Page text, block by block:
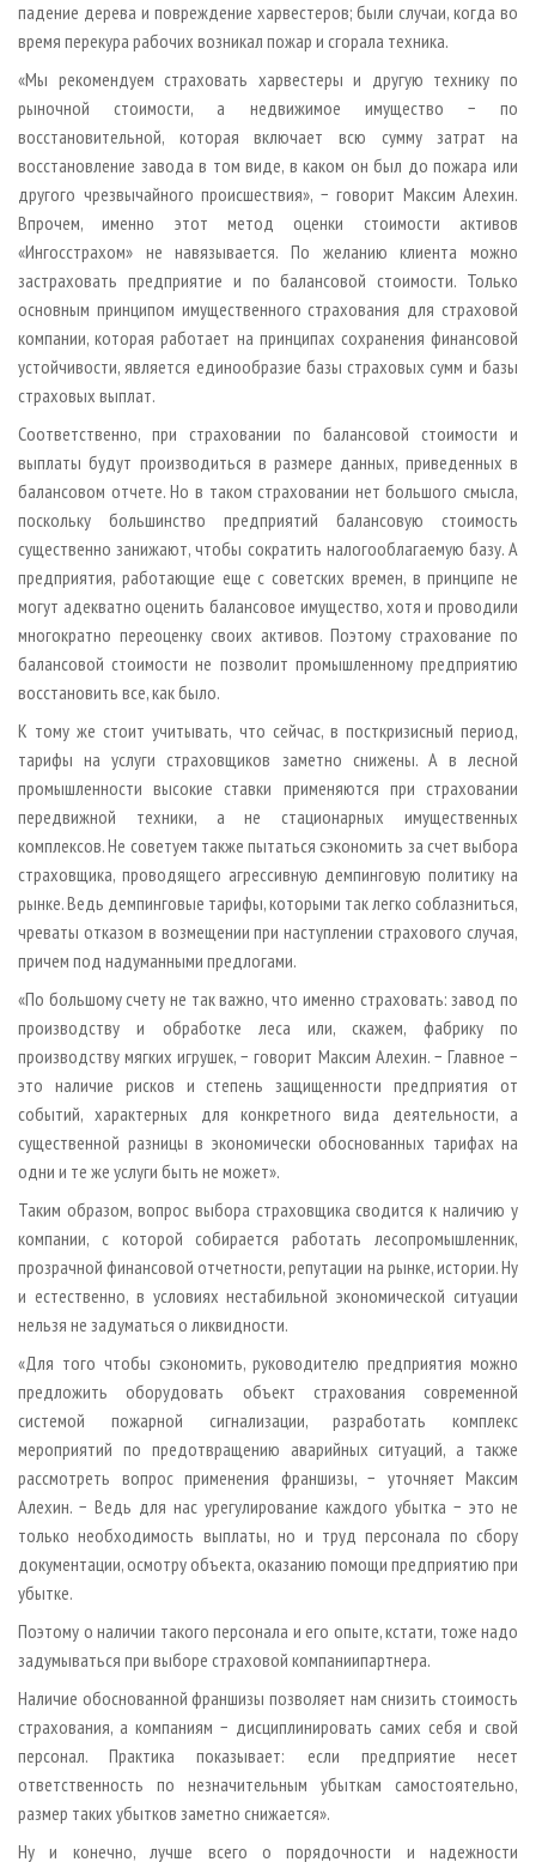
падение дерева и повреждение харвестеров; были случаи, когда во
время перекура рабочих возникал пожар и сгорала техника.
«Мы рекомендуем страховать харвестеры и другую технику по
рыночной стоимости, а недвижимое имущество − по
восстановительной, которая включает всю сумму затрат на
восстановление завода в том виде, в каком он был до пожара или
другого чрезвычайного происшествия», − говорит Максим Алехин.
Впрочем, именно этот метод оценки стоимости активов
«Ингосстрахом» не навязывается. По желанию клиента можно
застраховать предприятие и по балансовой стоимости. Только
основным принципом имущественного страхования для страховой
компании, которая работает на принципах сохранения финансовой
устойчивости, является единообразие базы страховых сумм и базы
страховых выплат.
Соответственно, при страховании по балансовой стоимости и
выплаты будут производиться в размере данных, приведенных в
балансовом отчете. Но в таком страховании нет большого смысла,
поскольку большинство предприятий балансовую стоимость
существенно занижают, чтобы сократить налогооблагаемую базу. А
предприятия, работающие еще с советских времен, в принципе не
могут адекватно оценить балансовое имущество, хотя и проводили
многократно переоценку своих активов. Поэтому страхование по
балансовой стоимости не позволит промышленному предприятию
восстановить все, как было.
К тому же стоит учитывать, что сейчас, в посткризисный период,
тарифы на услуги страховщиков заметно снижены. А в лесной
промышленности высокие ставки применяются при страховании
передвижной техники, а не стационарных имущественных
комплексов. Не советуем также пытаться сэкономить за счет выбора
страховщика, проводящего агрессивную демпинговую политику на
рынке. Ведь демпинговые тарифы, которыми так легко соблазниться,
чреваты отказом в возмещении при наступлении страхового случая,
причем под надуманными предлогами.
«По большому счету не так важно, что именно страховать: завод по
производству и обработке леса или, скажем, фабрику по
производству мягких игрушек, − говорит Максим Алехин. − Главное −
это наличие рисков и степень защищенности предприятия от
событий, характерных для конкретного вида деятельности, а
существенной разницы в экономически обоснованных тарифах на
одни и те же услуги быть не может».
Таким образом, вопрос выбора страховщика сводится к наличию у
компании, с которой собирается работать лесопромышленник,
прозрачной финансовой отчетности, репутации на рынке, истории. Ну
и естественно, в условиях нестабильной экономической ситуации
нельзя не задуматься о ликвидности.
«Для того чтобы сэкономить, руководителю предприятия можно
предложить оборудовать объект страхования современной
системой пожарной сигнализации, разработать комплекс
мероприятий по предотвращению аварийных ситуаций, а также
рассмотреть вопрос применения франшизы, − уточняет Максим
Алехин. − Ведь для нас урегулирование каждого убытка − это не
только необходимость выплаты, но и труд персонала по сбору
документации, осмотру объекта, оказанию помощи предприятию при
убытке.
Поэтому о наличии такого персонала и его опыте, кстати, тоже надо
задумываться при выборе страховой компании­партнера.
Наличие обоснованной франшизы позволяет нам снизить стоимость
страхования, а компаниям − дисциплинировать самих себя и свой
персонал. Практика показывает: если предприятие несет
ответственность по незначительным убыткам самостоятельно,
размер таких убытков заметно снижается».
Ну и конечно, лучше всего о порядочности и надежности